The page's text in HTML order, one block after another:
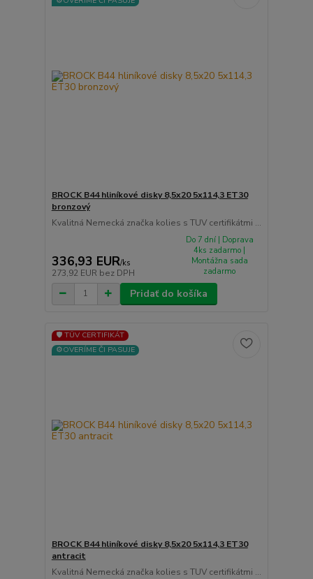
BROCK B44 hliníkové disky 8,5x20 5x114,3 ET30
bronzový
Kvalitná Nemecká značka kolies s TUV certifikátmi ...
336,93 EUR/ks
273,92 EUR bez DPH
Do 7 dní | Doprava
4ks zadarmo |
Montážna sada
zadarmo
Pridať do košíka
🛡️ TÜV CERTIFIKÁT
⚙️OVERÍME ČI PASUJE
BROCK B44 hliníkové disky 8,5x20 5x114,3 ET30
antracit
Kvalitná Nemecká značka kolies s TUV certifikátmi ...